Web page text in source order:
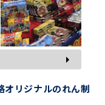
オリジナルのれん制